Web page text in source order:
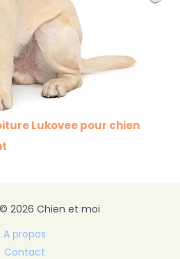
Lukovee pour chien
2026 Chien et moi
A propos
Contact